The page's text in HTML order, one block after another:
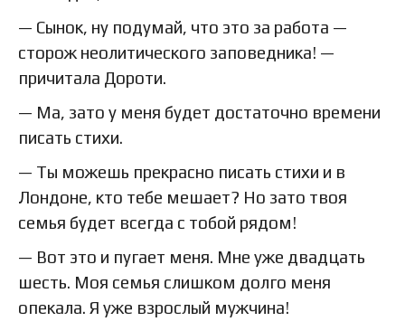
— Сынок, ну подумай, что это за работа —
сторож неолитического заповедника! —
причитала Дороти.
— Ма, зато у меня будет достаточно времени
писать стихи.
— Ты можешь прекрасно писать стихи и в
Лондоне, кто тебе мешает? Но зато твоя
семья будет всегда с тобой рядом!
— Вот это и пугает меня. Мне уже двадцать
шесть. Моя семья слишком долго меня
опекала. Я уже взрослый мужчина!